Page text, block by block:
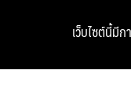
เว็บไซต์นี้มี